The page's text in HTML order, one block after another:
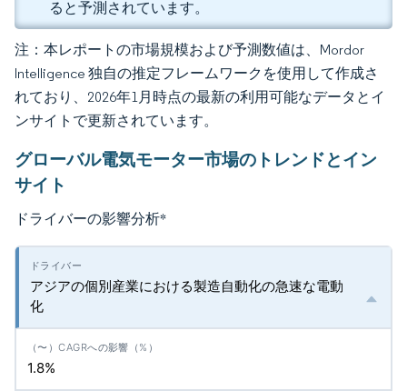
ると予測されています。
注：本レポートの市場規模および予測数値は、Mordor
Intelligence 独自の推定フレームワークを使用して作成さ
れており、2026年1月時点の最新の利用可能なデータとイ
ンサイトで更新されています。
グローバル電気モーター市場のトレンドとイン
サイト
ドライバーの影響分析*
アジアの個別産業における製造自動化の急速な電動
化
1.8%